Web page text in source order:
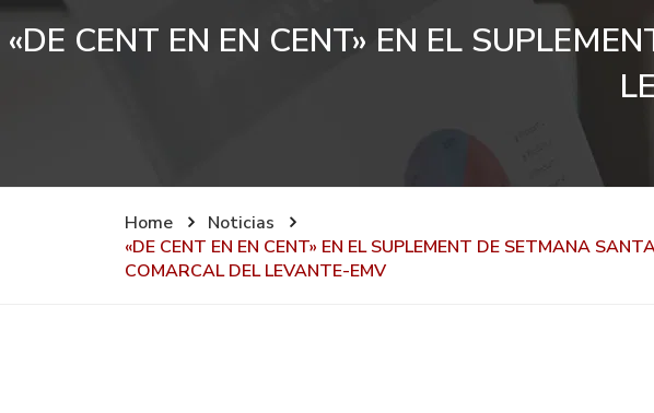
«DE CENT EN EN CENT» EN EL
Home
Noticias
«DE CENT EN EN CENT» EN EL SUPLEMENT DE SETMANA
COMARCAL DEL LEVANTE-EMV